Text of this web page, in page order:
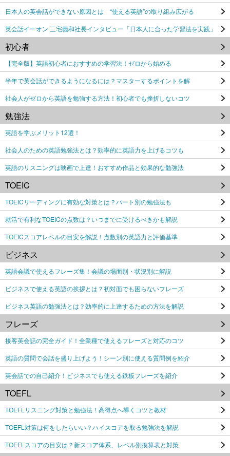
日本人の英会話ができない原因とは “使える英語”の取り組み広がる
英会話イーオン 三宅義和社長インタビュー「日本人に合った学習法を実践」
初心者
【完全版】英語初心者におすすめの学習法！ゼロから始める
半年で英会話ができるようになるには？マスターするポイントを解
社会人がゼロから英語を勉強する方法！初心者でも挫折しないコツ
勉強法
英語を学ぶメリット12選！
社会人のための英語勉強法とは？効率的に英語力を上げるコツも
英語のリスニングは映画で上達！おすすめ作品と効果的な勉強法
TOEIC
TOEICリーディングに有効な対策とは？パート別の勉強法も
就活で有利なTOEICの点数は？いつまでに受けるべきかも解説
TOEICスコアレベルの目安を解説！点数別の英語力と評価基準
ビジネス
英語会議で使えるフレーズ集！会議の場面別・状況別に解説
ビジネスで使える英語の挨拶とは？初対面でも困らないフレーズ
ビジネス英語の勉強法とは？効率的に上達するための方法を解説
フレーズ
接客英会話の完全ガイド！全業種で使えるフレーズと対応のコツ
英語の質問で会話を盛り上げよう！シーン別に使える質問例を紹介
英会話での自己紹介！ビジネスでも使える鉄板フレーズを紹介
TOEFL
TOEFLリスニング対策と勉強法！高得点へ導くコツと教材
TOEFL対策は何をしたらいい？ハイスコアを取る勉強法を解説
TOEFLスコアの目安は？新スコア体系、レベル別換算表と対策